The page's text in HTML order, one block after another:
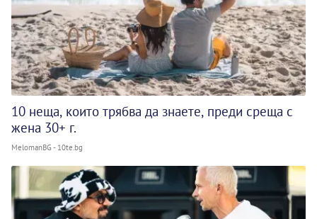
10 неща, които трябва да знаете, преди среща с
жена 30+ г.
MelomanBG - 10te.bg